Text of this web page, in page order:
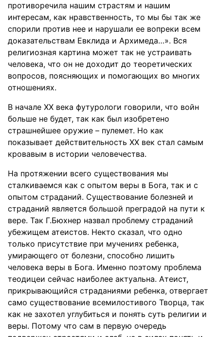
противоречила нашим страстям и нашим
интересам, как нравственность, то мы бы так же
спорили против нее и нарушали ее вопреки всем
доказательствам Евклида и Архимеда…». Вся
религиозная картина может так не устраивать
человека, что он не доходит до теоретических
вопросов, поясняющих и помогающих во многих
отношениях.
В начале XX века футурологи говорили, что войн
больше не будет, так как был изобретено
страшнейшее оружие – пулемет. Но как
показывает действительность XX век стал самым
кровавым в истории человечества.
На протяжении всего существования мы
сталкиваемся как с опытом веры в Бога, так и с
опытом страданий. Существование болезней и
страданий является большой преградой на пути к
вере. Так Г.Бюхнер назвал проблему страданий
убежищем атеистов. Некто сказал, что одно
только присутствие при мучениях ребенка,
умирающего от болезни, способно лишить
человека веры в Бога. Именно поэтому проблема
теодицеи сейчас наиболее актуальна. Атеист,
прикрывающийся страданиями ребенка, отвергает
само существование всемилостивого Творца, так
как не захотел углубиться и понять суть религии и
веры. Потому что сам в первую очередь